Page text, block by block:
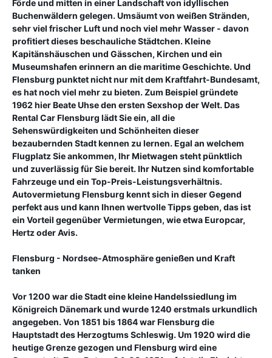
Förde und mitten in einer Landschaft von idyllischen
Buchenwäldern gelegen. Umsäumt von weißen Stränden,
sehr viel frischer Luft und noch viel mehr Wasser - davon
profitiert dieses beschauliche Städtchen. Kleine
Kapitänshäuschen und Gässchen, Kirchen und ein
Museumshafen erinnern an die maritime Geschichte. Und
Flensburg punktet nicht nur mit dem Kraftfahrt-Bundesamt,
es hat noch viel mehr zu bieten. Zum Beispiel gründete
1962 hier Beate Uhse den ersten Sexshop der Welt. Das
Rental Car Flensburg lädt Sie ein, all die
Sehenswürdigkeiten und Schönheiten dieser
bezaubernden Stadt kennen zu lernen. Egal an welchem
Flugplatz Sie ankommen, Ihr Mietwagen steht pünktlich
und zuverlässig für Sie bereit. Ihr Nutzen sind komfortable
Fahrzeuge und ein Top-Preis-Leistungsverhältnis.
Autovermietung Flensburg kennt sich in dieser Gegend
perfekt aus und kann Ihnen wertvolle Tipps geben, das ist
ein Vorteil gegenüber Vermietungen, wie etwa Europcar,
Hertz oder Avis.
Flensburg - Nordsee-Atmosphäre genießen und Kraft
tanken
Vor 1200 war die Stadt eine kleine Handelssiedlung im
Königreich Dänemark und wurde 1240 erstmals urkundlich
angegeben. Von 1851 bis 1864 war Flensburg die
Hauptstadt des Herzogtums Schleswig. Um 1920 wird die
heutige Grenze gezogen und Flensburg wird eine